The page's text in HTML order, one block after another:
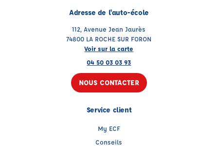
Adresse de l'auto-école
112, Avenue Jean Jaurès
74800 LA ROCHE SUR FORON
Voir sur la carte
04 50 03 03 93
NOUS CONTACTER
Service client
My ECF
Conseils